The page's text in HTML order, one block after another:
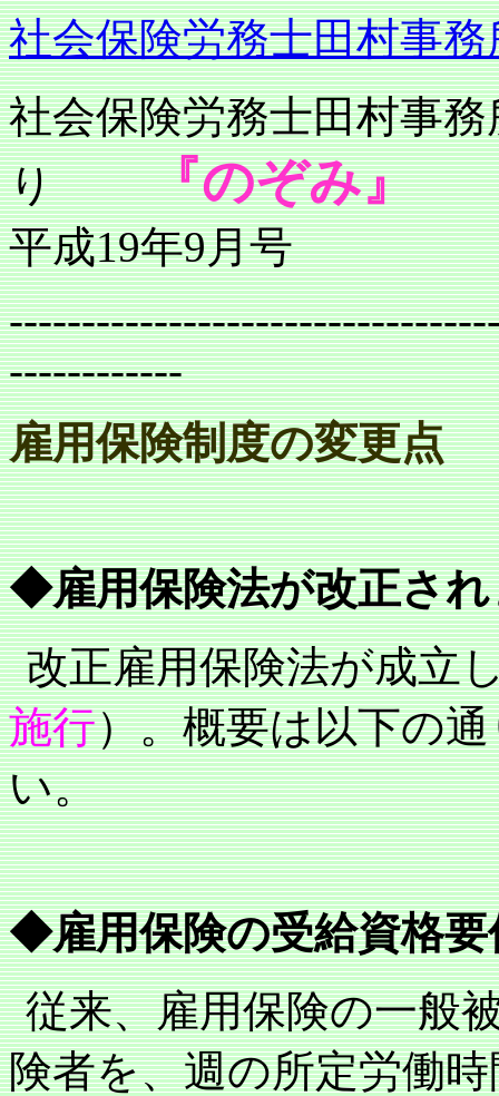
社会保険労務士田村事
社会保険労務士
り『のぞみ』
平成19年9月号
------------
雇用保険制度の変更点
◆雇用保険法が改正さ
改正雇用保険法が成立
施行）。概要は以下の
い。
◆雇用保険の受給資格要
従来、雇用保険の一般
険者を、週の所定労働